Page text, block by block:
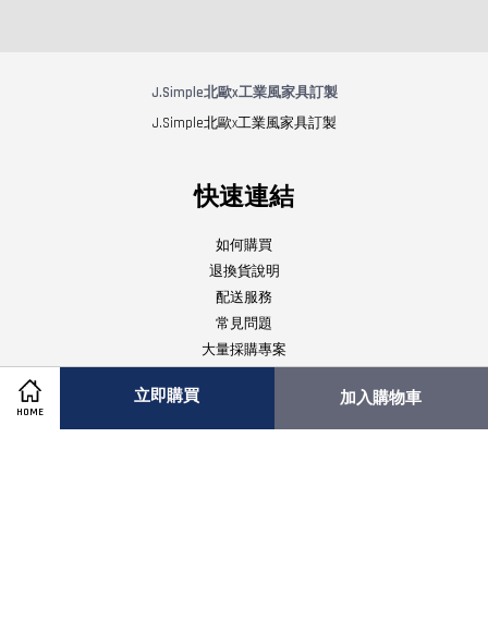
HOME
立即購買 加入購物車
J.Simple北歐x工業風家具訂製
J.Simple北歐x工業風家具訂製
快速連結
如何購買
退換貨說明
配送服務
常見問題
大量採購專案